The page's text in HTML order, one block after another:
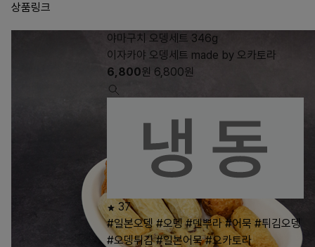
상품링크
야마구치 오뎅세트 346g
이자카야 오뎅세트 made by 오카토라
6,800원 6,800원
37
#일본오뎅 #오뎅 #덴뿌라 #어묵 #튀김오뎅
#오뎅튀김 #일본어묵 #오카토라